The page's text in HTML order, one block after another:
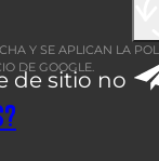
de sitio no
Y SE APLICAN LA
DE GOOGLE.